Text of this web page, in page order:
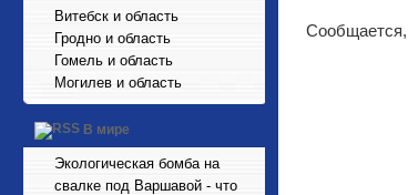
Витебск и область
Гродно и область
Гомель и область
Могилев и область
В мире
Экологическая бомба на
свалке под Варшавой - что
Сообщается,